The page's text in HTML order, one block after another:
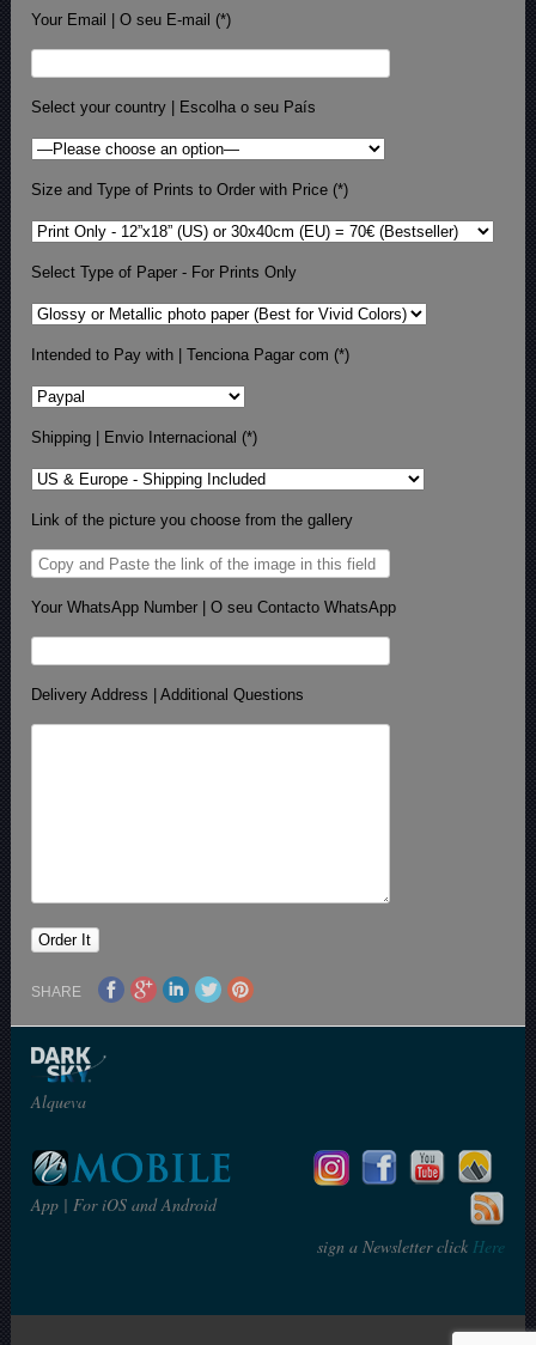
Your Email | O seu E-mail (*)
Select your country | Escolha o seu País
Size and Type of Prints to Order with Price (*)
Select Type of Paper - For Prints Only
Intended to Pay with | Tenciona Pagar com (*)
Shipping | Envio Internacional (*)
Link of the picture you choose from the gallery
Your WhatsApp Number | O seu Contacto WhatsApp
Delivery Address | Additional Questions
SHARE
Alqueva
App | For iOS and Android
sign a Newsletter clickHere